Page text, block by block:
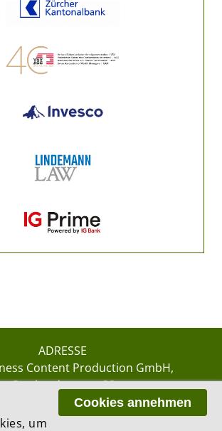
ADRESSE
Content Production GmbH
Gotthardstrasse 38
8002 ZürichCookies annehmen
um